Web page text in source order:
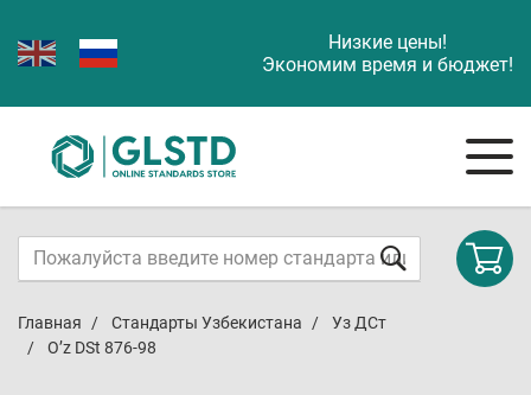
Низкие цены!
Экономим время и бюджет!
Главная Стандарты Узбекистана
Уз ДСт
O’z DSt 876-98